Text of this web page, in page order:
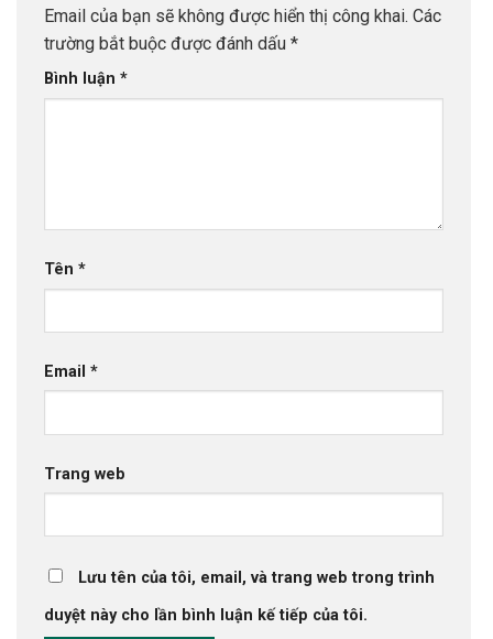
Email của bạn sẽ không được hiển thị công khai. Các
trường bắt buộc được đánh dấu *
Bình luận *
Tên *
Email *
Trang web
Lưu tên của tôi, email, và trang web trong trình
duyệt này cho lần bình luận kế tiếp của tôi.